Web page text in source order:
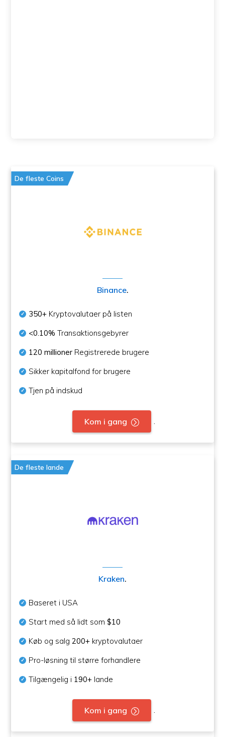
De fleste Coins
Binance.
350+ Kryptovalutaer på listen
<0.10% Transaktionsgebyrer
120 millioner Registrerede brugere
Sikker kapitalfond for brugere
Tjen på indskud
Kom i gang
De fleste lande
Kraken.
Baseret i USA
Start med så lidt som$10
Køb og salg200+ kryptovalutaer
Pro-løsning til større forhandlere
Tilgængelig i 190+ lande
Kom i gang